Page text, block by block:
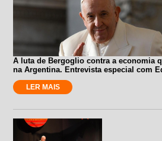
A luta de Bergoglio contra a economia
na Argentina. Entrevista especial com
LER MAIS